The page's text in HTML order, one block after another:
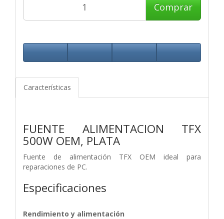
Comprar
Características
FUENTE ALIMENTACION TFX
500W OEM, PLATA
Fuente de alimentación TFX OEM ideal para
reparaciones de PC.
Especificaciones
Rendimiento y alimentación